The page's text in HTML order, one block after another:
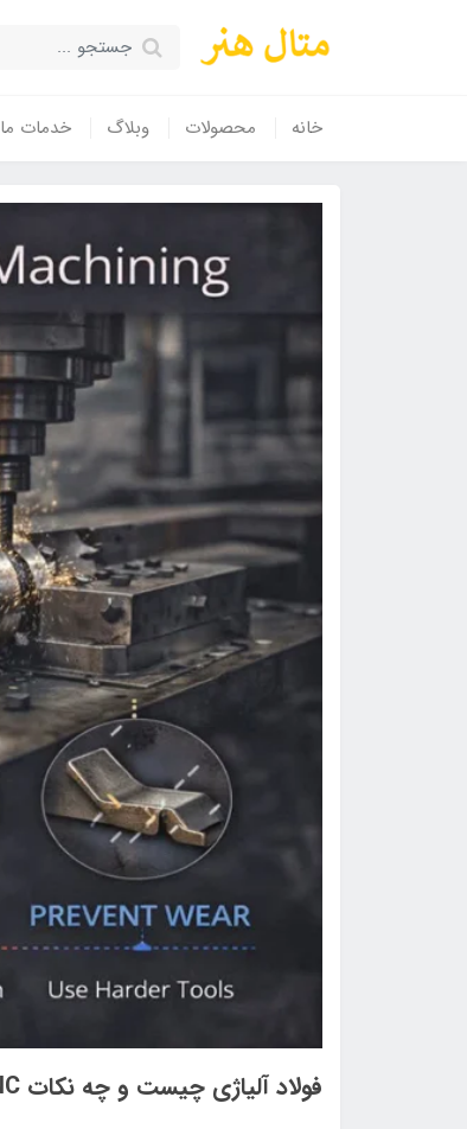
خانه محصولات وبلاگ خدمات ما
فولاد آلیاژی چیست و چه نکات CNC حیاتی دارد؟